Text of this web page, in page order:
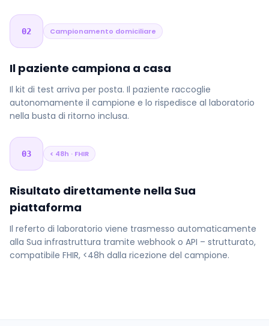
02 Campionamento domiciliare
Il paziente campiona a casa
Il kit di test arriva per posta. Il paziente raccoglie
autonomamente il campione e lo rispedisce al laboratorio
nella busta di ritorno inclusa.
03 < 48h · FHIR
Risultato direttamente nella Sua
piattaforma
Il referto di laboratorio viene trasmesso automaticamente
alla Sua infrastruttura tramite webhook o API – strutturato,
compatibile FHIR, <48h dalla ricezione del campione.